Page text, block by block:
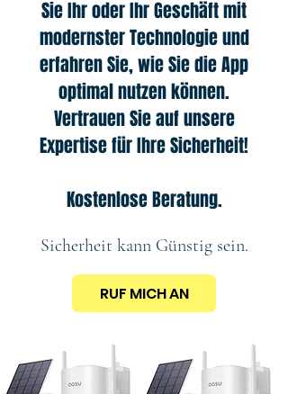
Sie Ihr oder Ihr Geschäft mit
modernster Technologie und
erfahren Sie, wie Sie die App
optimal nutzen können.
Vertrauen Sie auf unsere
Expertise für Ihre Sicherheit!
Kostenlose Beratung.
Sicherheit kann Günstig sein.
RUF MICH AN